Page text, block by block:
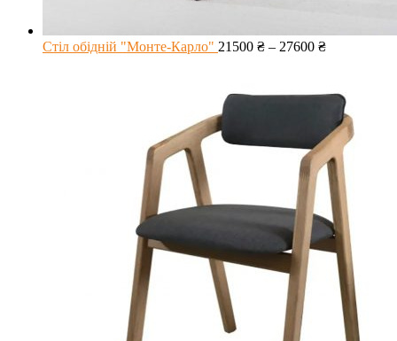
Стіл обідній "Монте-Карло" 21500 ₴ – 27600 ₴